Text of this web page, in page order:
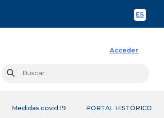
ES
Acceder
Buscar
Medidas covid 19 PORTAL HISTÓRICO